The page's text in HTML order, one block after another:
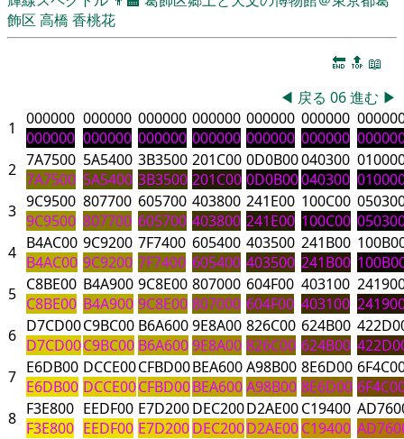
飾区 高橋 香桃花
🔚 🔝 📖
◀ 戻る 06進む ▶
1
000000
000000
000000
000000
000000
000000
000000
000000
000000
000000
000000
000000
2 7A7500
7A7500
5A5400
5A5400
3B3500
3B3500
201C00
201C00
0D0B00
0D0B00
040300
040300
3 9C9500
9C9500
807700
807700
605700
605700
403800
403800
241E00
241E00
100C00
100C00
4 B4AC00
B4AC00
9C9200
9C9200
7F7400
7F7400
605400
605400
403500
403500
241B00
241B00
5 C8BE00
C8BE00
B4A900
B4A900
9C8E00
9C8E00
807000
807000
604F00
604F00
403100
403100
6 D7CD00
D7CD00
C9BC00
C9BC00
B6A600
B6A600
9E8A00
9E8A00
826C00
826C00
624B00
624B00
7 E6DB00
E6DB00
DCCE00
DCCE00
CFBD00
CFBD00
BEA600
BEA600
A98B00
A98B00
8E6D00
8E6D00
8 F3E800
F3E800
EEDF00
EEDF00
E7D200
E7D200
DEC200
DEC200
D2AE00
D2AE00
C19400
C19400